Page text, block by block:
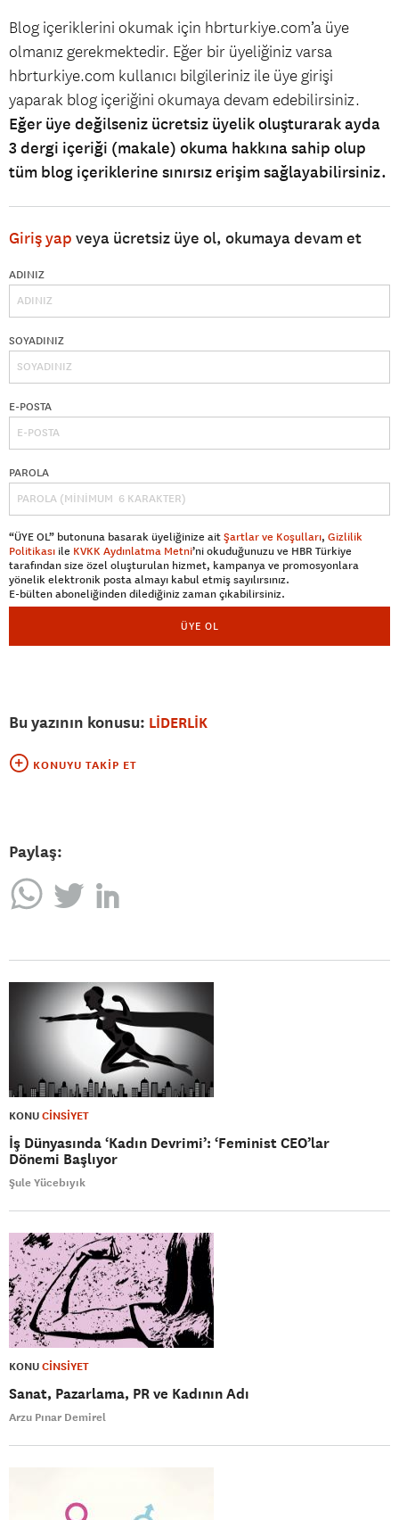
Blog içeriklerini okumak için hbrturkiye.com’a üye
olmanız gerekmektedir. Eğer bir üyeliğiniz varsa
hbrturkiye.com kullanıcı bilgileriniz ile üye girişi
yaparak blog içeriğini okumaya devam edebilirsiniz.
Eğer üye değilseniz ücretsiz üyelik oluşturarak ayda
3 dergi içeriği (makale) okuma hakkına sahip olup
tüm blog içeriklerine sınırsız erişim sağlayabilirsiniz.
Giriş yap veya ücretsiz üye ol, okumaya devam et
ADINIZ
SOYADINIZ
E-POSTA
PAROLA
“ÜYE OL” butonuna basarak üyeliğinize aitŞartlar ve Koşulları, Gizlilik
Politikası ile KVKK Aydınlatma Metni’ni okuduğunuzu ve HBR Türkiye
tarafından size özel oluşturulan hizmet, kampanya ve promosyonlara
yönelik elektronik posta almayı kabul etmiş sayılırsınız.
E-bülten aboneliğinden dilediğiniz zaman çıkabilirsiniz.
ÜYE OL
Bu yazının konusu: LİDERLİK
KONUYU TAKIP ET
Paylaş:
KONUCİNSİYET
İş Dünyasında ‘Kadın Devrimi’: ‘Feminist CEO’lar
Dönemi Başlıyor
Şule Yücebıyık
KONUCİNSİYET
Sanat, Pazarlama, PR ve Kadının Adı
Arzu Pınar Demirel